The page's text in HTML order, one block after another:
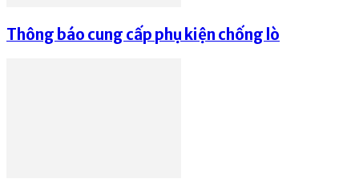
Thông báo cung cấp phụ kiện chống lò